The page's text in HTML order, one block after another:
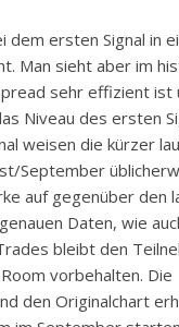
dem ersten Signal in
Man sieht aber im
sehr effizient ist
Niveau des ersten
weisen die kürzer
September
auf gegenüber den
Daten, wie
bleibt den
vorbehalten. Die
den Originalchart